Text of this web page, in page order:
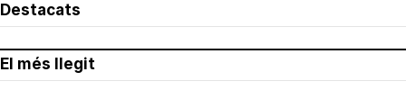
Destacats
El més llegit